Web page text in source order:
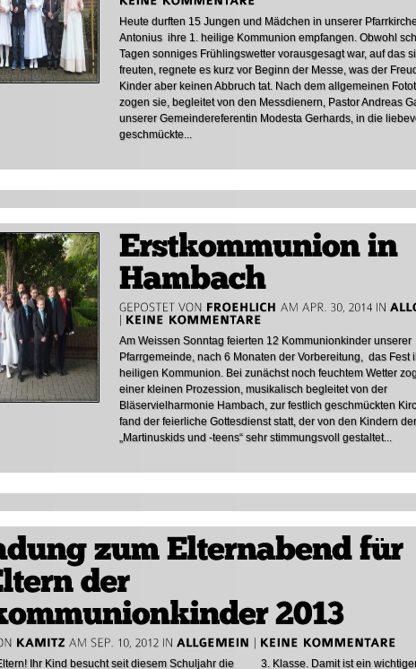
Heute durften 15 Jungen und Mädchen in unserer
Antonius ihre 1. heilige Kommunion empfangen. Obwohl
Tagen sonniges Frühlingswetter vorausgesagt war, auf das
freuten, regnete es kurz vor Beginn der Messe, was der
Kinder aber keinen Abbruch tat. Nach dem allgemeinen
zogen sie, begleitet von den Messdienern, Pastor Andreas
unserer Gemeindereferentin Modesta Gerhards, in die
geschmückte...
Am Weissen Sonntag feierten 12 Kommunionkinder unserer
Pfarrgemeinde, nach 6 Monaten der Vorbereitung, das Fest
heiligen Kommunion. Bei zunächst noch feuchtem Wetter
einer kleinen Prozession, musikalisch begleitet von der
Bläservielharmonie Hambach, zur festlich geschmückten
fand der feierliche Gottesdienst statt, der von den Kindern der
„Martinuskids und -teens“ sehr stimmungsvoll gestaltet...
Ihr Kind besucht seit diesem Schuljahr die 3. Klasse. Damit ist ein